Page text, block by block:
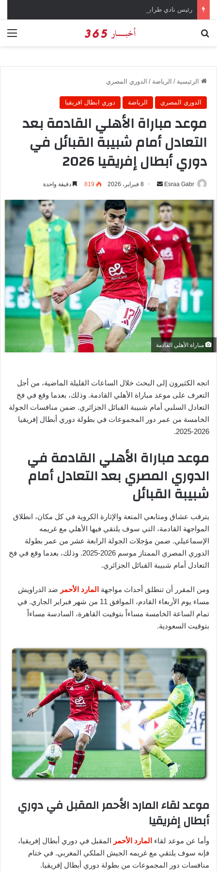
الرئيسية / الرياضة / الدوري المصري
الدوري المصري الرياضة دوري ابطال افريقيا
موعد مباراة الأهلي القادمة بعد
التعادل أمام شبيبة القبائل في
دوري أبطال إفريقيا 2026
Esraa Gabr
س
ل
ب
ر
ي
د
ل
ك
ت
ر
و
8 فبراير، 2026 819 دقيقة واحدة
مباراة الأهلي القادمة
اتجه الكثيرون إلى البحث خلال الساعات القليلة الماضية، من أجل
التعرف على موعد مباراة الأهلي القادمة. وذلك، بعدما وقع في فخ
التعادل السلبي أمام شبيبة القبائل الجزائري. ضمن منافسات الجولة
الخامسة من عمر دور المجموعات في بطولة دوري أبطال إفريقيا
2026-2025.
موعد مباراة الأهلي القادمة في
الدوري المصري بعد التعادل أمام
شبيبة القبائل
يترقب عشاق ومتابعي المتعة والإثارة الكروية في كل مكان، انطلاق
المواجهة القادمة، التي سوف يلتقي فيها الأهلي مع غريمه
الإسماعيلي. ضمن مؤجلات الجولة الرابعة عشر من عمر بطولة
الدوري المصري الممتاز موسم 2026-2025. وذلك، بعدما وقع في فخ
التعادل أمام شبيبة القبائل الجزائري.
ومن المقرر أن تنطلق أحداث مواجهة المارد الأحمر ضد الدراويش
مساء يوم الأربعاء القادم، الموافق 11 من شهر فبراير الجاري. في
تمام الساعة الخامسة مساءاً بتوقيت القاهرة، السادسة مساءاً
بتوقيت السعودية.
موعد لقاء المارد الأحمر المقبل في دوري
أبطال إفريقيا
وأما عن موعد لقاء المارد الأحمر المقبل في دوري أبطال إفريقيا،
فإنه سوف يلتقي مع غريمه الجيش الملكي المغربي. في ختام
منافسات دور المجموعات من بطولة دوري أبطال إفريقيا.